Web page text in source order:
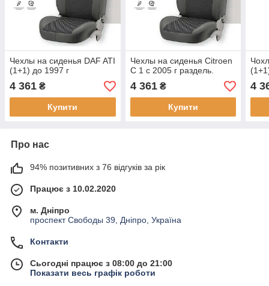
Чехлы на сиденья DAF ATI
(1+1) до 1997 г
4 361 ₴
Купити
Чехлы на сиденья Citroen
C 1 с 2005 г раздель.
4 361₴
Купити
4
Про нас
94% позитивних з 76 відгуків за рік
Працює з 10.02.2020
м. Дніпро
проспект Свободы 39, Дніпро, Україна
Контакти
Сьогодні працює з 08:00 до 21:00
Показати весь графік роботи